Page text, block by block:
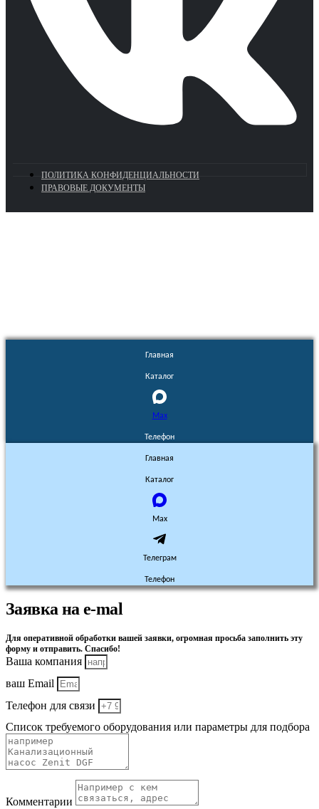
ПОЛИТИКА КОНФИДЕНЦИАЛЬНОСТИ
ПРАВОВЫЕ ДОКУМЕНТЫ
Главная
Каталог
Max
Телефон
Главная
Каталог
Max
Телеграм
Телефон
Заявка на e-mal
Для оперативной обработки вашей заявки, огромная просьба заполнить эту
форму и отправить. Спасибо!
Ваша компания
ваш Email
Телефон для связи
Список требуемого оборудования или параметры для подбора
Комментарии